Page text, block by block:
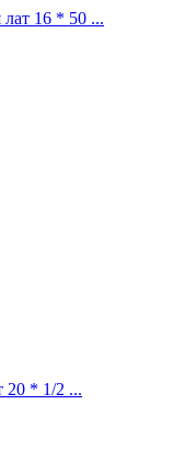
лат 16 * 50 ...
20 * 1/2 ...